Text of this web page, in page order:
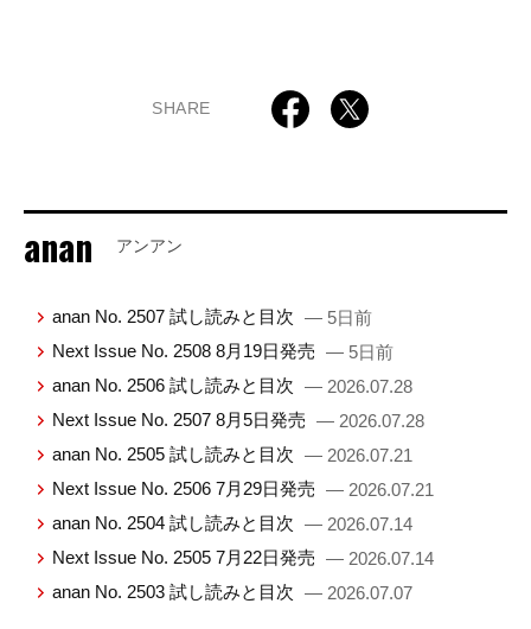
SHARE
anan アンアン
anan No. 2507 試し読みと目次 — 5日前
Next Issue No. 2508 8月19日発売 — 5日前
anan No. 2506 試し読みと目次 — 2026.07.28
Next Issue No. 2507 8月5日発売 — 2026.07.28
anan No. 2505 試し読みと目次 — 2026.07.21
Next Issue No. 2506 7月29日発売 — 2026.07.21
anan No. 2504 試し読みと目次 — 2026.07.14
Next Issue No. 2505 7月22日発売 — 2026.07.14
anan No. 2503 試し読みと目次 — 2026.07.07